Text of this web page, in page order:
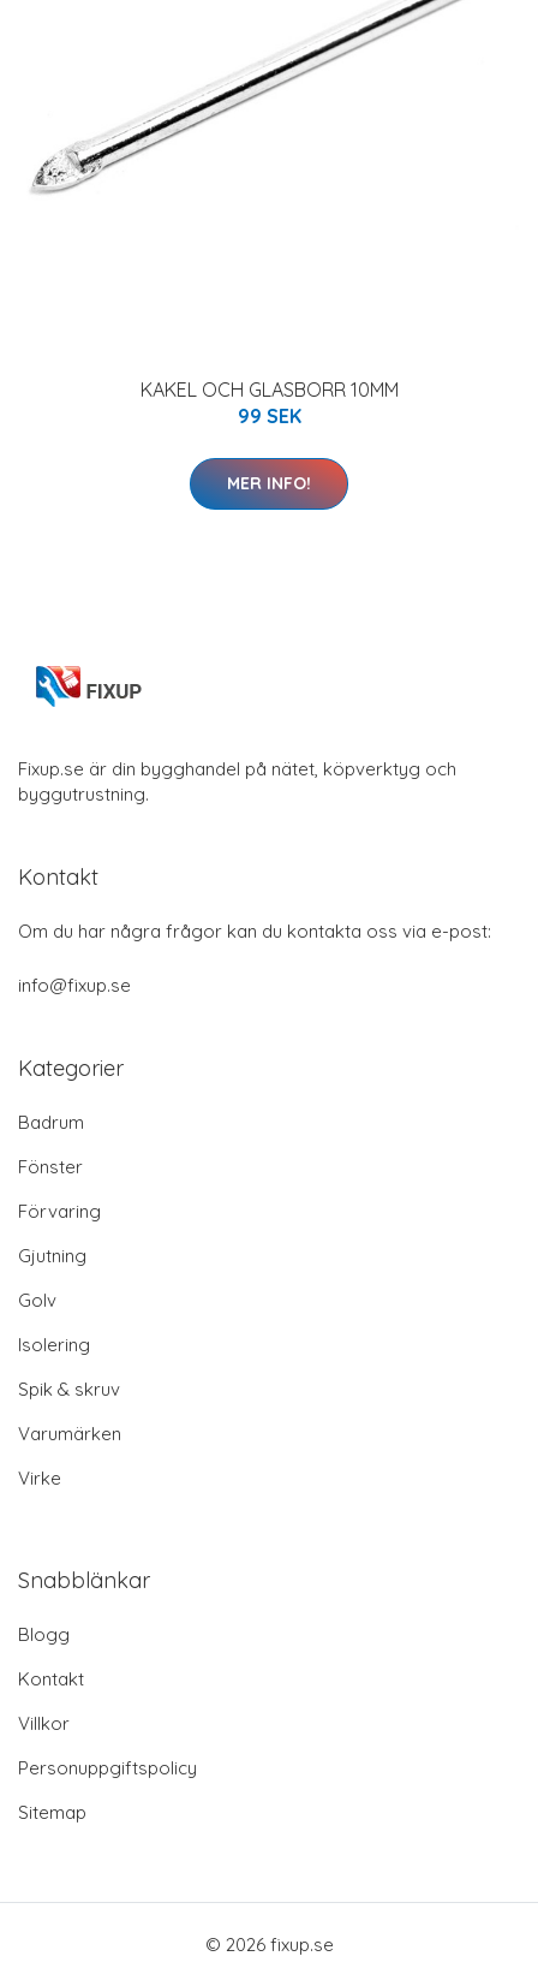
KAKEL OCH GLASBORR 10MM
99 SEK
MER INFO!
Fixup.se är din bygghandel på nätet, köpverktyg och
byggutrustning.
Kontakt
Om du har några frågor kan du kontakta oss via e-post:
info@fixup.se
Kategorier
Badrum
Fönster
Förvaring
Gjutning
Golv
Isolering
Spik & skruv
Varumärken
Virke
Snabblänkar
Blogg
Kontakt
Villkor
Personuppgiftspolicy
Sitemap
© 2026 fixup.se